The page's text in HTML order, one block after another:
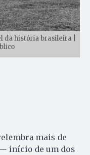
da história brasileira |
mais de
— início de um dos